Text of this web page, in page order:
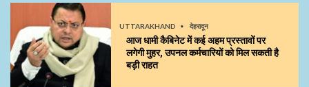
UTTARAKHAND देहरादून
आज धामी कैबिनेट में कई अहम प्रस्तावों पर
लगेगी मुहर, उपनल कर्मचारियों को मिल सकती है
बड़ी राहत